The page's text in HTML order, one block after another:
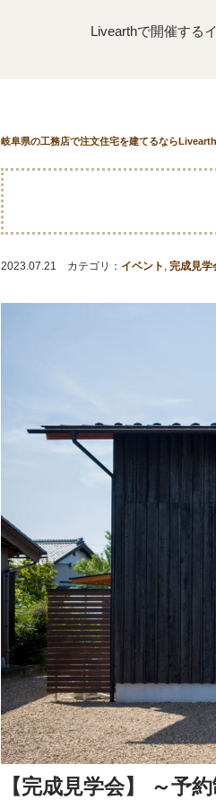
Livearthで開催する
岐阜県の工務店で注文住宅を建てるならLivearth
2023.07.21 カテゴリ： イベント , 完成見学
【完成見学会】 ～予約